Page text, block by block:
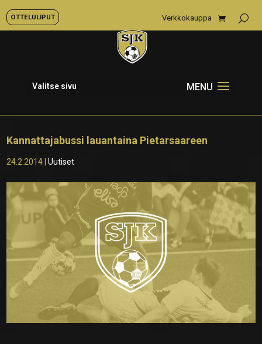
OTTELULIPUT Verkkokauppa
Valitse sivu
Kannattajabussi lauantaina Pietarsaareen
24.2.2014 |Uutiset